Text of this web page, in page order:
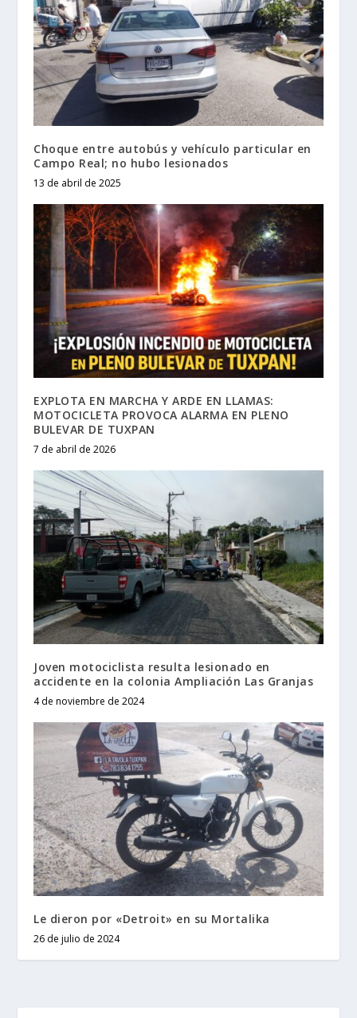
Choque entre autobús y vehículo particular en
Campo Real; no hubo lesionados
13 de abril de 2025
EXPLOTA EN MARCHA Y ARDE EN LLAMAS:
MOTOCICLETA PROVOCA ALARMA EN PLENO
BULEVAR DE TUXPAN
7 de abril de 2026
Joven motociclista resulta lesionado en
accidente en la colonia Ampliación Las Granjas
4 de noviembre de 2024
Le dieron por «Detroit» en su Mortalika
26 de julio de 2024